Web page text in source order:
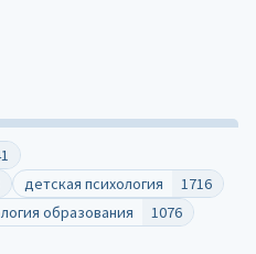
детская психология
1716
образования
1076